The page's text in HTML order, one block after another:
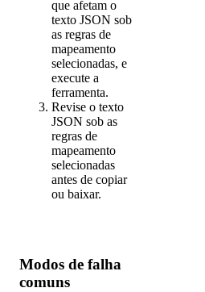
que afetam o
texto JSON sob
as regras de
mapeamento
selecionadas, e
execute a
ferramenta.
Revise o texto
JSON sob as
regras de
mapeamento
selecionadas
antes de copiar
ou baixar.
Modos de falha
comuns